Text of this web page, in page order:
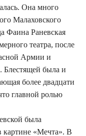
Она много
Малаховского
Фаина Раневская
театра, после
Армии и
Блестящей была и
более двадцати
главной ролью
была
картине «Мечта». В